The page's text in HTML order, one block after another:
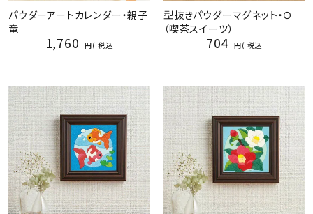
パウダーアートカレンダー・親子
竜
1,760 税込
型抜きパウダーマグネット・Ｏ
（喫茶スイーツ）
704 税込